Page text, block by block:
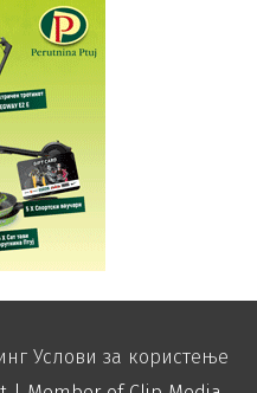
Услови за користење